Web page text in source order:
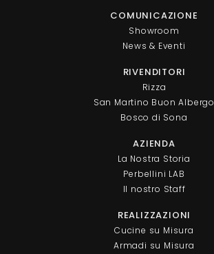
COMUNICAZIONE
Showroom
News & Eventi
RIVENDITORI
Rizza
San Martino Buon Albergo
Bosco di Sona
AZIENDA
La Nostra Storia
Perbellini LAB
Il nostro Staff
REALIZZAZIONI
Cucine su Misura
Armadi su Misura